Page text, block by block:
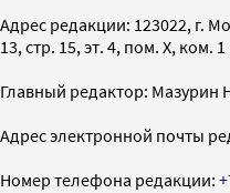
Адрес редакции: 123022, г.
13, стр. 15, эт. 4, пом. X, ком. 1
Главный редактор: Мазурин
Адрес электронной почты
Номер телефона редакции: